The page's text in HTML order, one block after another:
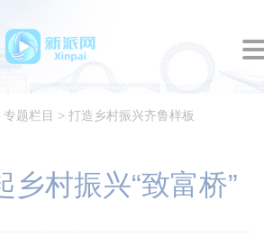
专题栏目 >打造乡村振兴齐鲁样板
乡村振兴“致富桥”